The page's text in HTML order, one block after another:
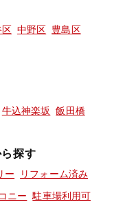
区 中野区 豊島区
牛込神楽坂 飯田橋
探す
ー
リフォーム済み
ニー 駐車場利用可